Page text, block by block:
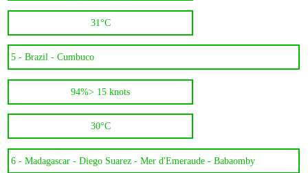
31°C
5 -Brazil - Cumbuco
94%> 15 knots
30°C
6 -Madagascar - Diego Suarez - Mer d'Emeraude - Babaomby